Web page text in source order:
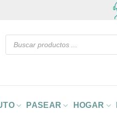
Búsqueda
PASEAR HOGAR